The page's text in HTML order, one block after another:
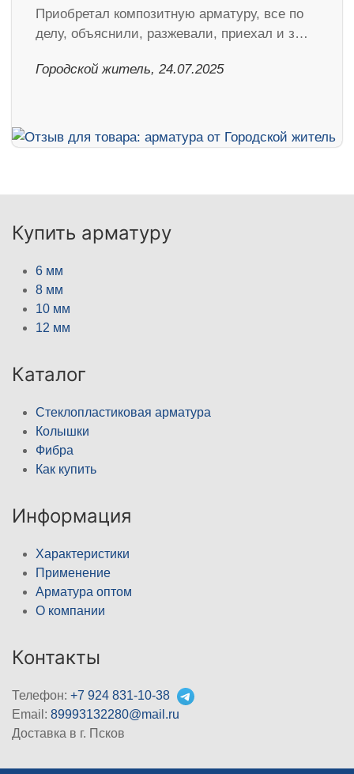
Приобретал композитную арматуру, все по
делу, объяснили, разжевали, приехал и з…
Городской житель, 24.07.2025
Купить арматуру
6 мм
8 мм
10 мм
12 мм
Каталог
Стеклопластиковая арматура
Колышки
Фибра
Как купить
Информация
Характеристики
Применение
Арматура оптом
О компании
Контакты
Телефон: +7 924 831-10-38
Email: 89993132280@mail.ru
Доставка в г. Псков